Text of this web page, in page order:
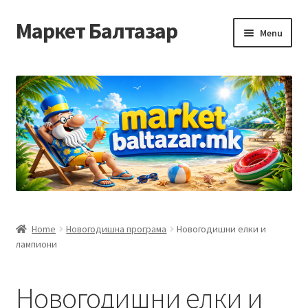
Skip
to
Skip
to
Маркет Балтазар Menu
Checkout
Homepage
Privacy Policy
Контакт
Home Новогодишна програма
Новогодишни елки и
лампиони
Новогодишни елки и